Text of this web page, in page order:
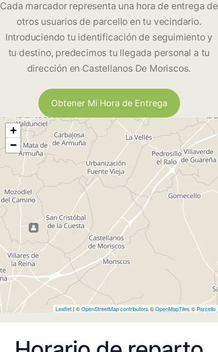
Cada marcador representa una hora de entrega de
otros usuarios de parcello en tu vecindario.
Introduciendo tu identificación de seguimiento y
tu destino, predecimos tu llegada personal a tu
dirección en Castellanos De Moriscos.
Obtener Mi Hora de Entrega
+
−
Leaflet | ©OpenStreetMap contributors©OpenMapTiles © Parcello